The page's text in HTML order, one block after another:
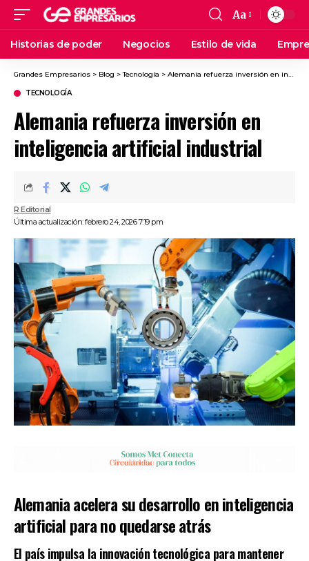
Aa
Historias de poder Negocios Estilo de vida
Grandes Empresarios > Blog >Tecnología > Alemania refuerza inversión en inteligencia artificial industrial
TECNOLOGÍA
Alemania refuerza inversión en
inteligencia artificial industrial
Última actualización: febrero 24, 2026 7:19 pm
R Editorial
Alemania acelera su desarrollo en inteligencia
artificial para no quedarse atrás
El país impulsa la innovación tecnológica para mantener